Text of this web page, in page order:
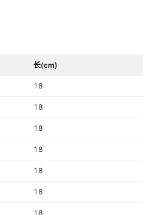
长(cm)
18
18
18
18
18
18
18